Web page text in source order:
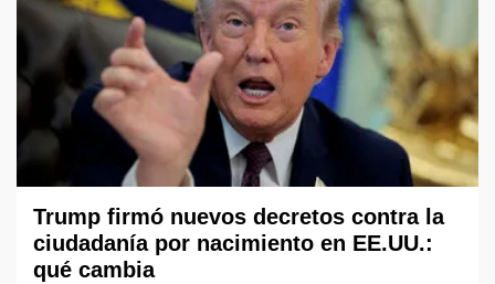
Trump firmó nuevos decretos contra la
ciudadanía por nacimiento en EE.UU.:
qué cambia